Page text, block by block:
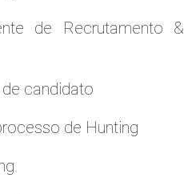
de Recrutamento &
candidato
de Hunting